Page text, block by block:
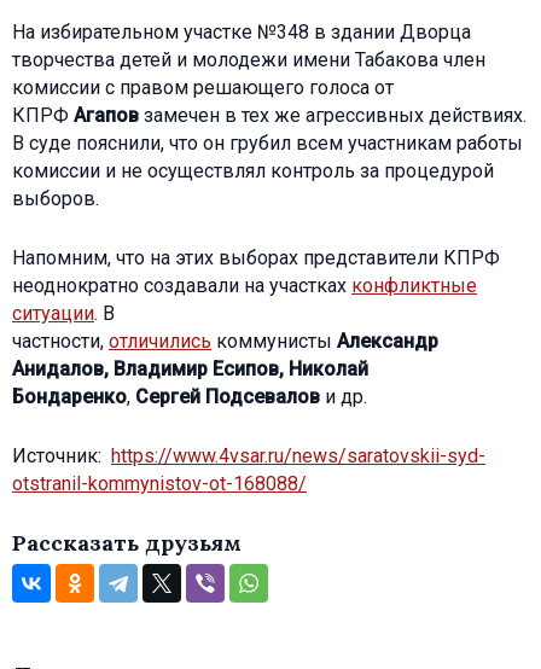
На избирательном участке №348 в здании Дворца
творчества детей и молодежи имени Табакова член
комиссии с правом решающего голоса от
КПРФ Агапов замечен в тех же агрессивных действиях.
В суде пояснили, что он грубил всем участникам работы
комиссии и не осуществлял контроль за процедурой
выборов.
Напомним, что на этих выборах представители КПРФ
неоднократно создавали на участках конфликтные
ситуации. В
частности, отличились коммунисты Александр
Анидалов, Владимир Есипов, Николай
Бондаренко, Сергей Подсевалов и др.
Источник: https://www.4vsar.ru/news/saratovskii-syd-
otstranil-kommynistov-ot-168088/
Рассказать друзьям